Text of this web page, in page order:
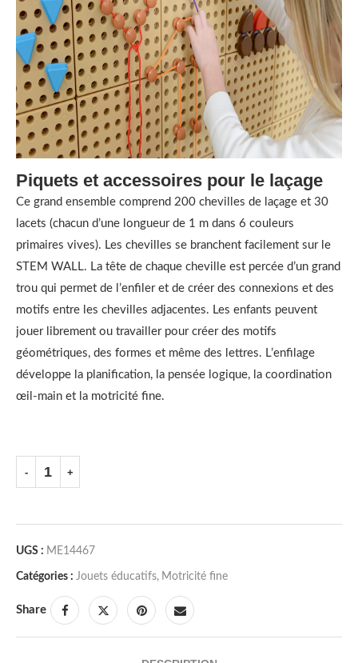
Piquets et accessoires pour le laçage
Ce grand ensemble comprend 200 chevilles de laçage et 30
lacets (chacun d’une longueur de 1 m dans 6 couleurs
primaires vives). Les chevilles se branchent facilement sur le
STEM WALL. La tête de chaque cheville est percée d’un grand
trou qui permet de l’enfiler et de créer des connexions et des
motifs entre les chevilles adjacentes. Les enfants peuvent
jouer librement ou travailler pour créer des motifs
géométriques, des formes et même des lettres. L’enfilage
développe la planification, la pensée logique, la coordination
œil-main et la motricité fine.
UGS : ME14467
Catégories : Jouets éducatifs, Motricité fine
Share